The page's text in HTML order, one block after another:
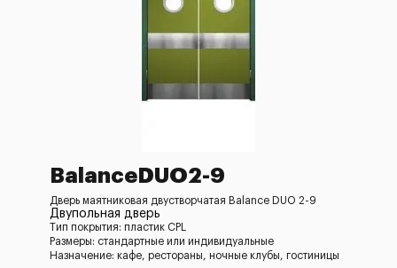
BalanceDUO2-9
Дверь маятниковая двустворчатая Balance DUO 2-9
Двупольная дверь
Тип покрытия: пластик CPL
Размеры: стандартные или индивидуальные
Назначение: кафе, рестораны, ночные клубы, гостиницы